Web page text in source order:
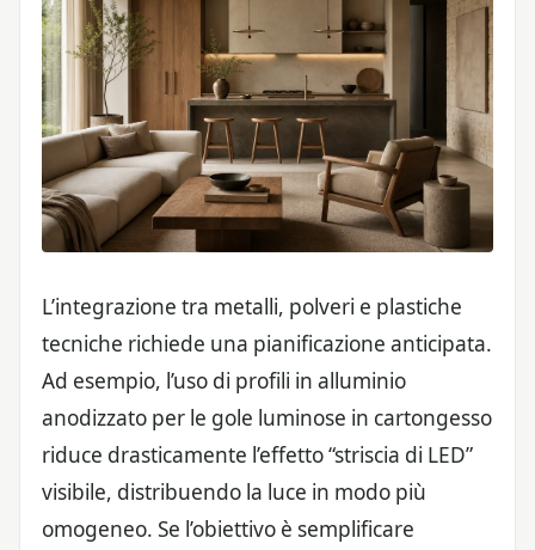
L’integrazione tra metalli, polveri e plastiche
tecniche richiede una pianificazione anticipata.
Ad esempio, l’uso di profili in alluminio
anodizzato per le gole luminose in cartongesso
riduce drasticamente l’effetto “striscia di LED”
visibile, distribuendo la luce in modo più
omogeneo. Se l’obiettivo è semplificare